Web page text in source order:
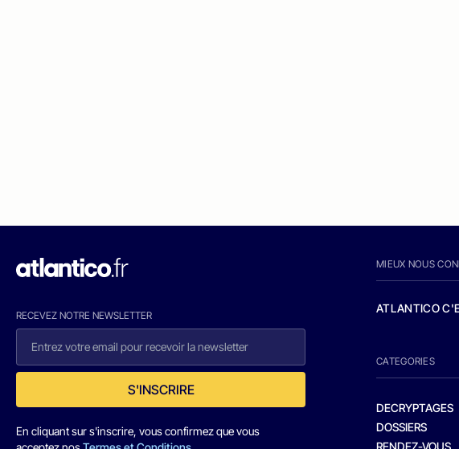
RECEVEZ NOTRE NEWSLETTER
S'INSCRIRE
En cliquant sur s'inscrire, vous confirmez que vous
MIEUX NOUS
ATLANTICO
CATEGORIES
DECRYPTAGES
DOSSIERS
RENDEZ-VOUS